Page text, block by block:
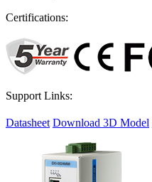
Certifications:
Support Links:
Datasheet Download 3D Model